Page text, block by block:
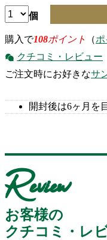
個
購入で108ポイント （
クチコミ・レビュー
ご注文時にお好きなサ
開封後は6ヶ月を
Review
お客様の
クチコミ・レ